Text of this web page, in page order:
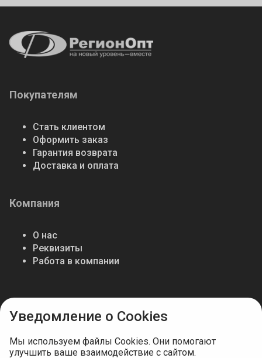
Покупателям
Стать клиентом
Оформить заказ
Гарантия возврата
Доставка и оплата
Компания
О нас
Реквизиты
Работа в компании
Мы в соцсетях
Уведомление о Cookies
Мы используем файлы Cookies. Они помогают
улучшить ваше взаимодействие с сайтом.